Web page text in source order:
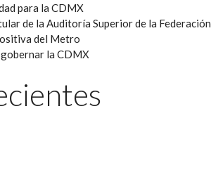
para la CDMX
de la Auditoría Superior de la Federación
del Metro
la CDMX